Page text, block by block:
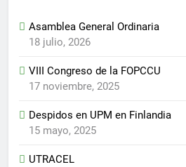
Asamblea General Ordinaria
18 julio, 2026
VIII Congreso de la FOPCCU
17 noviembre, 2025
Despidos en UPM en Finlandia
15 mayo, 2025
UTRACEL